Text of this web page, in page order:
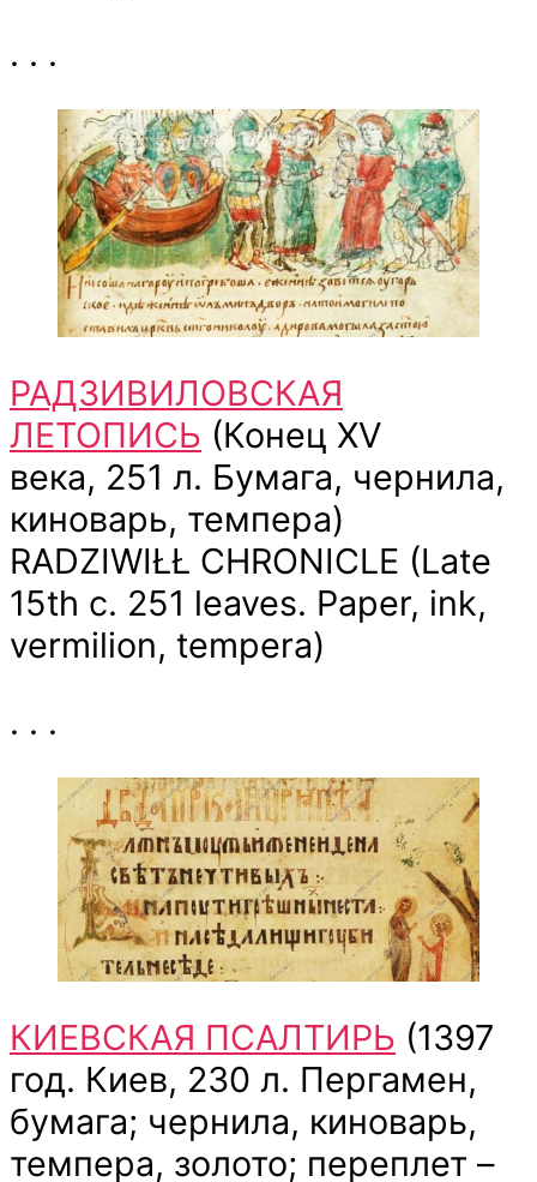
. . .
РАДЗИВИЛОВСКАЯ
ЛЕТОПИСЬ (Конец XV
века, 251 л. Бумага, чернила,
киноварь, темпера)
RADZIWIŁŁ CHRONICLE (Late
15th c. 251 leaves. Paper, ink,
vermilion, tempera)
. . .
КИЕВСКАЯ ПСАЛТИРЬ (1397
год. Киев, 230 л. Пергамен,
бумага; чернила, киноварь,
темпера, золото; переплет –